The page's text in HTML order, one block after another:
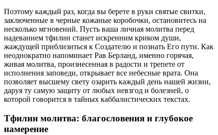
Поэтому каждый раз, когда вы берете в руки святые свитки,
заключенные в черные кожаные коробочки, остановитесь на
несколько мгновений. Пусть ваша личная молитва перед
надеванием тфилин станет искренним криком души,
жаждущей приблизиться к Создателю и познать Его пути. Как
неоднократно напоминает Рав Берланд, именно горячая,
живая молитва, произнесенная в радости и трепете от
исполнения заповеди, открывает все небесные врата. Она
позволяет высшему свету озарить каждый день нашей жизни,
даруя ту самую защиту от любых невзгод и болезней, о
которой говорится в тайных каббалистических текстах.
Тфилин молитва: благословения и глубокое
намерение